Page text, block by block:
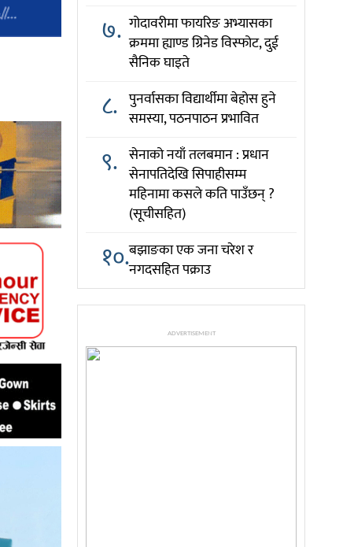
७. गोदावरीमा फायरिङ अभ्यासका
क्रममा ह्याण्ड ग्रिनेड विस्फोट, दुई
सैनिक घाइते
८. पुनर्वासका विद्यार्थीमा बेहोस हुने
समस्या, पठनपाठन प्रभावित
९. सेनाको नयाँ तलबमान : प्रधान
सेनापतिदेखि सिपाहीसम्म
महिनामा कसले कति पाउँछन् ?
(सूचीसहित)
१०.बझाङका एक जना चरेश र
नगदसहित पक्राउ
ADVERTISEMENT